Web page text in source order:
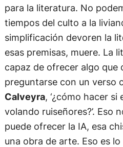
para la literatura. No
tiempos del culto a la
simplificación devoren la
esas premisas, muere. La
capaz de ofrecer algo que
preguntarse con un verso
Calveyra, ‘¿cómo hacer
volando ruiseñores?’. Eso
puede ofrecer la IA, esa
una obra de arte. Eso es